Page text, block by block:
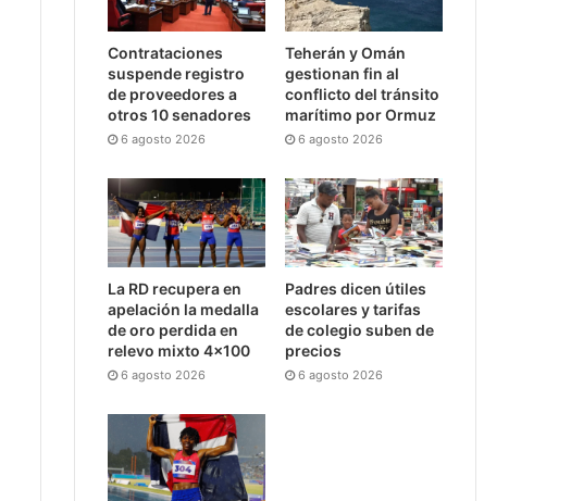
Contrataciones
suspende registro
de proveedores a
otros 10 senadores
6 agosto 2026
Teherán y Omán
gestionan fin al
conflicto del tránsito
marítimo por Ormuz
6 agosto 2026
La RD recupera en
apelación la medalla
de oro perdida en
relevo mixto 4×100
6 agosto 2026
Padres dicen útiles
escolares y tarifas
de colegio suben de
precios
6 agosto 2026